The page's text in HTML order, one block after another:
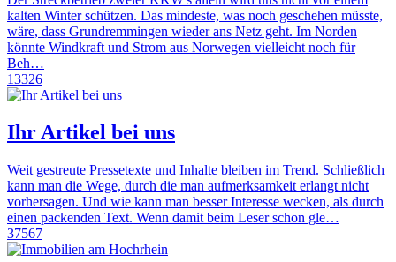
kalten Winter schützen. Das mindeste, was noch geschehen müsste,
wäre, dass Grundremmingen wieder ans Netz geht. Im Norden
könnte Windkraft und Strom aus Norwegen vielleicht noch für
Beh…
13326
Ihr Artikel bei uns
Weit gestreute Pressetexte und Inhalte bleiben im Trend. Schließlich
kann man die Wege, durch die man aufmerksamkeit erlangt nicht
vorhersagen. Und wie kann man besser Interesse wecken, als durch
einen packenden Text. Wenn damit beim Leser schon gle…
37567